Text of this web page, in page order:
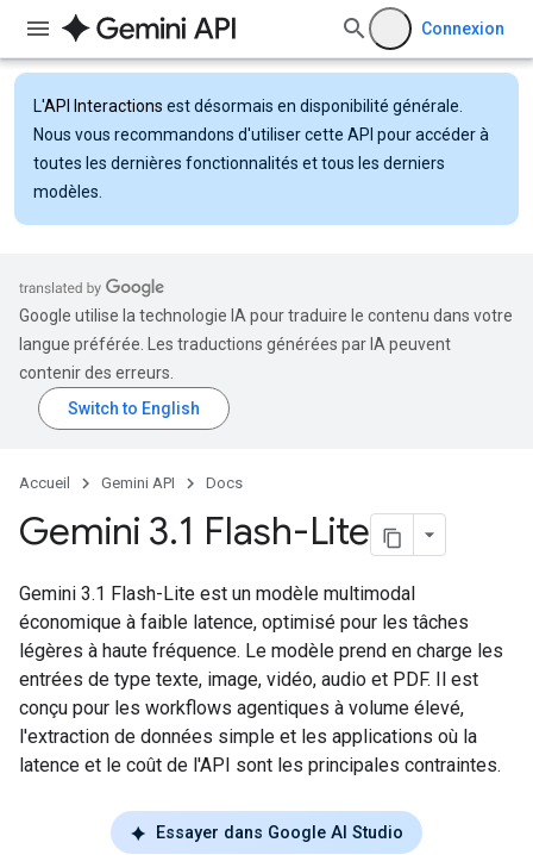
Connexion
L'API Interactions est désormais en disponibilité générale.
Nous vous recommandons d'utiliser cette API pour accéder à
toutes les dernières fonctionnalités et tous les derniers
modèles.
Google utilise la technologie IA pour traduire le contenu dans votre
langue préférée. Les traductions générées par IA peuvent
contenir des erreurs.
Accueil Gemini API Docs
Gemini 3.1 Flash-Lite
Gemini 3.1 Flash-Lite est un modèle multimodal
économique à faible latence, optimisé pour les tâches
légères à haute fréquence. Le modèle prend en charge les
entrées de type texte, image, vidéo, audio et PDF. Il est
conçu pour les workflows agentiques à volume élevé,
l'extraction de données simple et les applications où la
latence et le coût de l'API sont les principales contraintes.
Essayer dans Google AI Studio